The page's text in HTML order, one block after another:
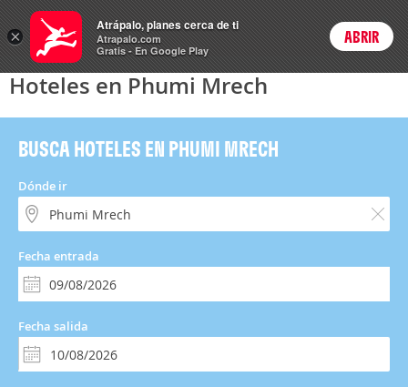
Hoteles Login
Hoteles en Phumi Mrech
BUSCA HOTELES EN PHUMI MRECH
Dónde ir
Fecha entrada
Fecha salida
×
Atrápalo, planes cerca de ti
Atrapalo.com
Gratis - En Google Play
ABRIR